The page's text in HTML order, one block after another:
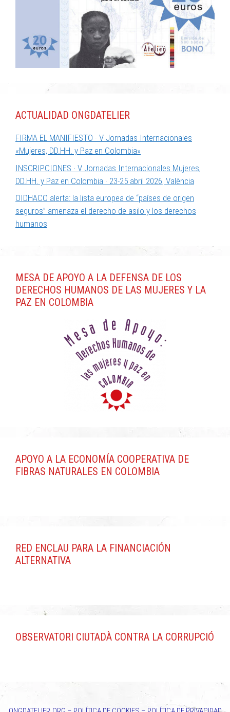
ACTUALIDAD ONGDATELIER
FIRMA EL MANIFIESTO · V Jornadas Internacionales
«Mujeres, DD.HH. y Paz en Colombia»
INSCRIPCIONES · V Jornadas Internacionales Mujeres,
DD.HH. y Paz en Colombia · 23-25 abril 2026, València
OIDHACO alerta: la lista europea de “países de origen
seguros” amenaza el derecho de asilo y los derechos
humanos
MESA DE APOYO A LA DEFENSA DE LOS
DERECHOS HUMANOS DE LAS MUJERES Y LA
PAZ EN COLOMBIA
APOYO A LA ECONOMÍA COOPERATIVA DE
FIBRAS NATURALES EN COLOMBIA
RED ENCLAU PARA LA FINANCIACIÓN
ALTERNATIVA
OBSERVATORI CIUTADÀ CONTRA LA CORRUPCIÓ